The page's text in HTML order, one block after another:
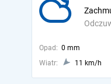
Opad: 0 mm
Wiatr:
11 km/h